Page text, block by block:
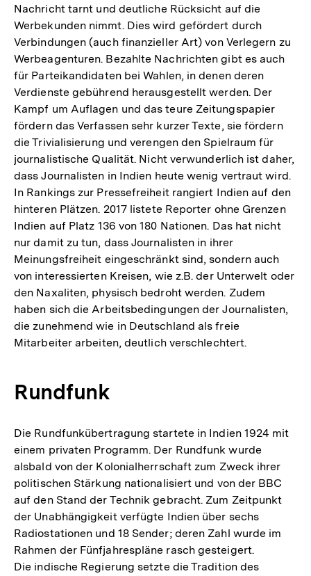
Nachricht tarnt und deutliche Rücksicht auf die
Werbekunden nimmt. Dies wird gefördert durch
Verbindungen (auch finanzieller Art) von Verlegern zu
Werbeagenturen. Bezahlte Nachrichten gibt es auch
für Parteikandidaten bei Wahlen, in denen deren
Verdienste gebührend herausgestellt werden. Der
Kampf um Auflagen und das teure Zeitungspapier
fördern das Verfassen sehr kurzer Texte, sie fördern
die Trivialisierung und verengen den Spielraum für
journalistische Qualität. Nicht verwunderlich ist daher,
dass Journalisten in Indien heute wenig vertraut wird.
In Rankings zur Pressefreiheit rangiert Indien auf den
hinteren Plätzen. 2017 listete Reporter ohne Grenzen
Indien auf Platz 136 von 180 Nationen. Das hat nicht
nur damit zu tun, dass Journalisten in ihrer
Meinungsfreiheit eingeschränkt sind, sondern auch
von interessierten Kreisen, wie z.B. der Unterwelt oder
den Naxaliten, physisch bedroht werden. Zudem
haben sich die Arbeitsbedingungen der Journalisten,
die zunehmend wie in Deutschland als freie
Mitarbeiter arbeiten, deutlich verschlechtert.
Rundfunk
Die Rundfunkübertragung startete in Indien 1924 mit
einem privaten Programm. Der Rundfunk wurde
alsbald von der Kolonialherrschaft zum Zweck ihrer
politischen Stärkung nationalisiert und von der BBC
auf den Stand der Technik gebracht. Zum Zeitpunkt
der Unabhängigkeit verfügte Indien über sechs
Radiostationen und 18 Sender; deren Zahl wurde im
Rahmen der Fünfjahrespläne rasch gesteigert.
Die indische Regierung setzte die Tradition des